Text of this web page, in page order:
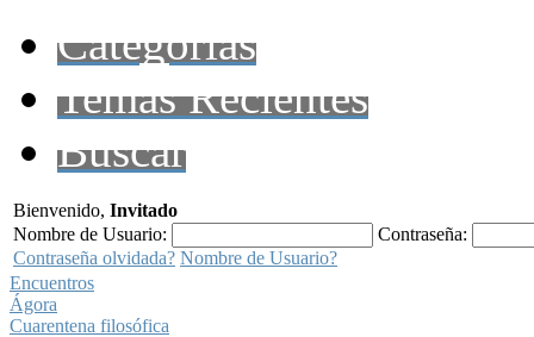
Categorías
Temas Recientes
Buscar
Bienvenido, Invitado
Nombre de Usuario:
Contraseña:
Contraseña olvidada? Nombre de Usuario?
Encuentros
Ágora
Cuarentena filosófica